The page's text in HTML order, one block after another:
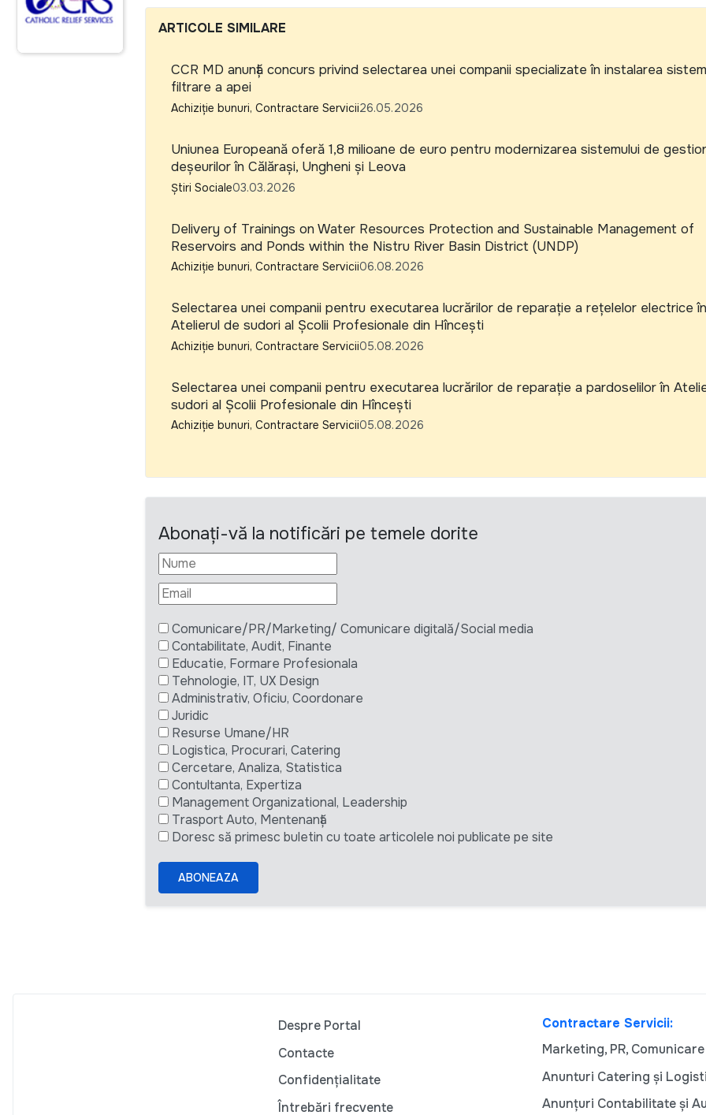
ARTICOLE SIMILARE
CCR MD anunță concurs privind selectarea unei companii specializate în instalarea
filtrare a apei
Achiziție bunuri, Contractare Servicii26.05.2026
Uniunea Europeană oferă 1,8 milioane de euro pentru modernizarea sistemului de
deșeurilor în Călărași, Ungheni și Leova
Știri Sociale03.03.2026
Delivery of Trainings on Water Resources Protection and Sustainable Management of
Reservoirs and Ponds within the Nistru River Basin District (UNDP)
Achiziție bunuri, Contractare Servicii06.08.2026
Selectarea unei companii pentru executarea lucrărilor de reparație a rețelelor electrice în
Atelierul de sudori al Școlii Profesionale din Hîncești
Achiziție bunuri, Contractare Servicii05.08.2026
Selectarea unei companii pentru executarea lucrărilor de reparație a pardoselilor în
sudori al Școlii Profesionale din Hîncești
Achiziție bunuri, Contractare Servicii05.08.2026
Abonați-vă la notificări pe temele dorite
Comunicare/PR/Marketing/ Comunicare digitală/Social media
Contabilitate, Audit, Finante
Educatie, Formare Profesionala
Tehnologie, IT, UX Design
Administrativ, Oficiu, Coordonare
Juridic
Resurse Umane/HR
Logistica, Procurari, Catering
Cercetare, Analiza, Statistica
Contultanta, Expertiza
Management Organizational, Leadership
Trasport Auto, Mentenanță
Doresc să primesc buletin cu toate articolele noi publicate pe site
ABONEAZA
Despre Portal
Contacte
Confidențialitate
Întrebări frecvente
Contractare Servicii:
Marketing, PR, Comunicare
Anunturi Catering și
Anunțuri Contabilitate și